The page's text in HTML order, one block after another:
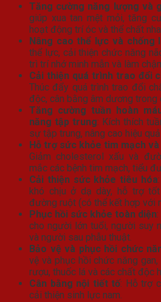
Tăng cường năng lượng và
giúp xua tan mệt mỏi, tăng
hoạt động trí óc và thể chất
Nâng cao thể lực và chống
thể lực, cải thiện chức năng
trì trí nhớ minh mẫn và làm
Cải thiện quá trình trao đổi
Thúc đẩy quá trình trao đổi
độc, cân bằng âm dương trong
Tăng cường tuần hoàn
năng tập trung: Kích thích
sự tập trung, nâng cao hiệu
Hỗ trợ sức khỏe tim mạch
Giảm cholesterol xấu và
mắc các bệnh tim mạch, tiểu
Cải thiện sức khỏe tiêu hóa
khó chịu ở dạ dày, hỗ trợ
đường ruột (có thể kết hợp với
Phục hồi sức khỏe toàn diện
cho người lớn tuổi, người suy
và người sau phẫu thuật.
Bảo vệ và phục hồi chức
vệ và phục hồi chức năng
rượu, thuốc lá và các chất độc
Cân bằng nội tiết tố: Hỗ trợ
cải thiện sinh lực nam.